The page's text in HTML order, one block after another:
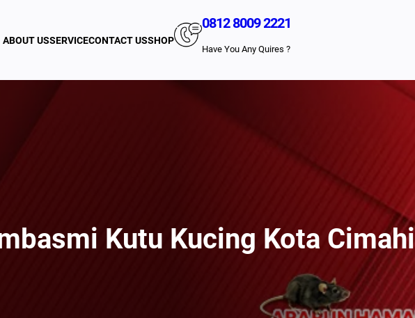
ABOUT USSERVICECONTACT USSHOP
0812 8009 2221
Have You Any Quires ?
Kutu Kucing Kota Cimahi